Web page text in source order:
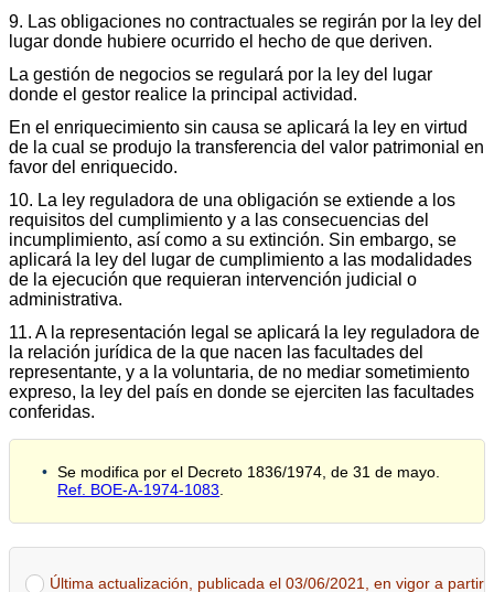
9. Las obligaciones no contractuales se regirán por la ley del
lugar donde hubiere ocurrido el hecho de que deriven.
La gestión de negocios se regulará por la ley del lugar
donde el gestor realice la principal actividad.
En el enriquecimiento sin causa se aplicará la ley en virtud
de la cual se produjo la transferencia del valor patrimonial en
favor del enriquecido.
10. La ley reguladora de una obligación se extiende a los
requisitos del cumplimiento y a las consecuencias del
incumplimiento, así como a su extinción. Sin embargo, se
aplicará la ley del lugar de cumplimiento a las modalidades
de la ejecución que requieran intervención judicial o
administrativa.
11. A la representación legal se aplicará la ley reguladora de
la relación jurídica de la que nacen las facultades del
representante, y a la voluntaria, de no mediar sometimiento
expreso, la ley del país en donde se ejerciten las facultades
conferidas.
Se modifica por el Decreto 1836/1974, de 31 de mayo.
Ref. BOE-A-1974-1083.
Última actualización, publicada el 03/06/2021, en vigor a partir